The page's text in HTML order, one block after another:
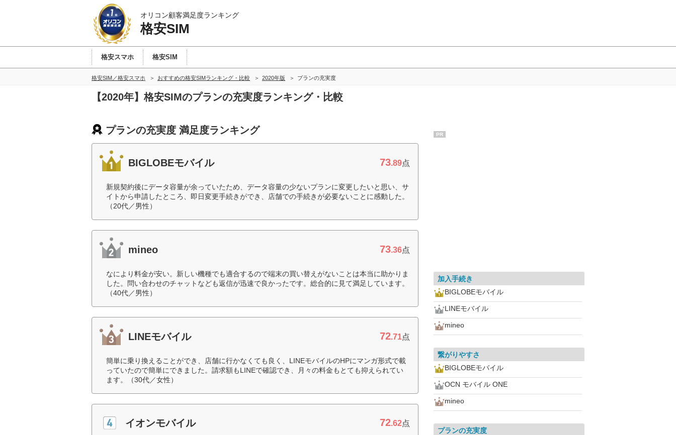
オリコン顧客満足度ランキング
格安SIM
格安スマホ 格安SIM
格安SIM／格安スマホ おすすめの格安SIMランキング・比較 2020年版 プランの充実度
【2020年】格安SIMのプランの充実度ランキング・比較
プランの充実度 満足度ランキング
BIGLOBEモバイル 73.89点
新規契約後にデータ容量が余っていたため、データ容量の少ないプランに変更したいと思い、サ
イトから申請したところ、即日変更手続きができ、店舗での手続きが必要ないことに感動した。
（20代／男性）
mineo 73.36点
なにより料金が安い。新しい機種でも適合するので端末の買い替えがないことは本当に助かりま
した。問い合わせのチャットなども返信が迅速で良かったです。総合的に見て満足しています。
（40代／男性）
LINEモバイル 72.71点
簡単に乗り換えることができ、店舗に行かなくても良く、LINEモバイルのHPにマンガ形式で載
っていたので簡単にできました。請求額もLINEで確認でき、月々の料金もとても抑えられてい
ます。（30代／女性）
イオンモバイル 72.62点
PR
加入手続き
BIGLOBEモバイル
LINEモバイル
mineo
繋がりやすさ
BIGLOBEモバイル
OCN モバイル ONE
mineo
プランの充実度